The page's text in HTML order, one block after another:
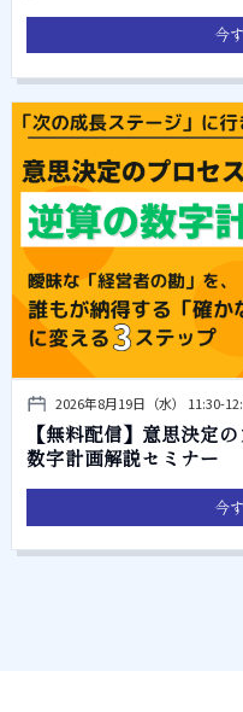
今
2026年8月19日（水） 11:30-
【無料配信】意思決定
数字計画解説セミナー
今